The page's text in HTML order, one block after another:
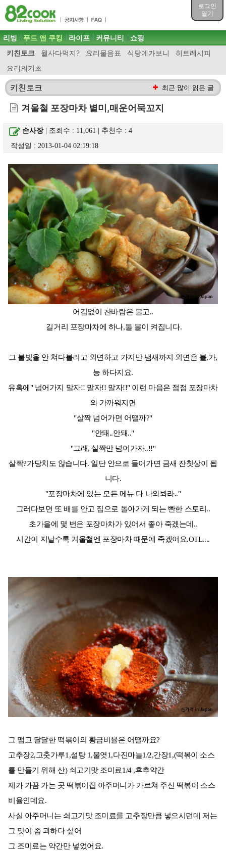
로그인
열기
목차
주메뉴 바로가기
컨텐츠 바로가기
검색 바로가기
로그인 바로가기
주메뉴
리빙 푸드 앤 쿠킹
키친토크 뭘사다먹지? 요리물음표 식당에가보니
히트레시피
요리의기초
라이프 커뮤니티 쇼핑
키친토크 최근 많이 읽은 글
겨울철 포장마차 별미,매운어묵꼬지
손사장| 조회수 : 11,061 | 추천수 :4
작성일 : 2013-01-04 02:19:18
어김없이 찬바람은 불고..
길거리 포장마차에 하나,둘 불이 켜집니다.
그 불빛을 안 쳐다볼려고 외면하고 가지만 냄새까지 외면은 불,가,
능 하다지요.
유혹에" 넘어가지 말자!! 말자!! 말자!!" 이런 마음은 점점 포장마차
와 가까워지면
"살짝 넘어가면 어떨까?"
"안돼..안돼.."
"그래, 살짝만 넘어가자..!!"
살짝?가당치도 않습니다. 일단 안으로 들어가면 금새 잔칫상이 됩
니다.
"포장마차에 있는 모든 메뉴 다 나와봐라.."
그러다보면 또 배를 안고 집으로 돌아가게 되는 빤한 스토리..
초가을에 몇 번은 포장마차가 있어서 좋아 죽겠는데..
시간이 지날수록 겨울철엔 포장마차 때문에 죽겠어요.OTL....
그 맵고 달달한 떡볶이의 황금비율은 어떨까요?
고추장2,고춧가루1,설탕 1,물엿1,다진마늘1/2,간장1,(떡볶이 소스
를 만들기 위해 산) 쇠고기맛 조미료1/4 ,후추약간
제가 가끔 가는 곳 떡볶이집 아주머니가 가르쳐 주신 떡볶이 소스
비율인데요.
사실 아주머니는 쇠고기맛 조미료를 고추장만큼 넣으시던데 저는
그 맛이 좀 과하다 싶어
그 조미료는 약간만 넣었어요.